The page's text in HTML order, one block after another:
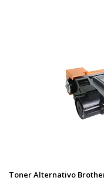
Toner Alternativo Brother